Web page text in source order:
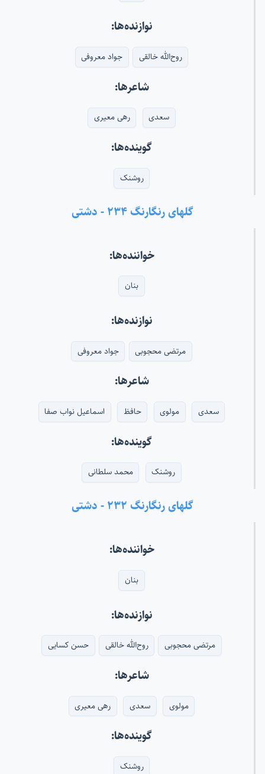
نوازنده‌ها:
روح‌الله خالقی جواد معروفی
شاعرها:
سعدی رهی معیری
گوینده‌ها:
روشنک
گلهای رنگارنگ ۲۳۴ - دشتی
خواننده‌ها:
بنان
نوازنده‌ها:
مرتضی محجوبی جواد معروفی
شاعرها:
سعدی مولوی حافظ اسماعیل نواب صفا
گوینده‌ها:
روشنک محمد سلطانی
گلهای رنگارنگ ۲۳۲ - دشتی
خواننده‌ها:
بنان
نوازنده‌ها:
مرتضی محجوبی روح‌الله خالقی حسن کسایی
شاعرها:
مولوی سعدی رهی معیری
گوینده‌ها:
روشنک